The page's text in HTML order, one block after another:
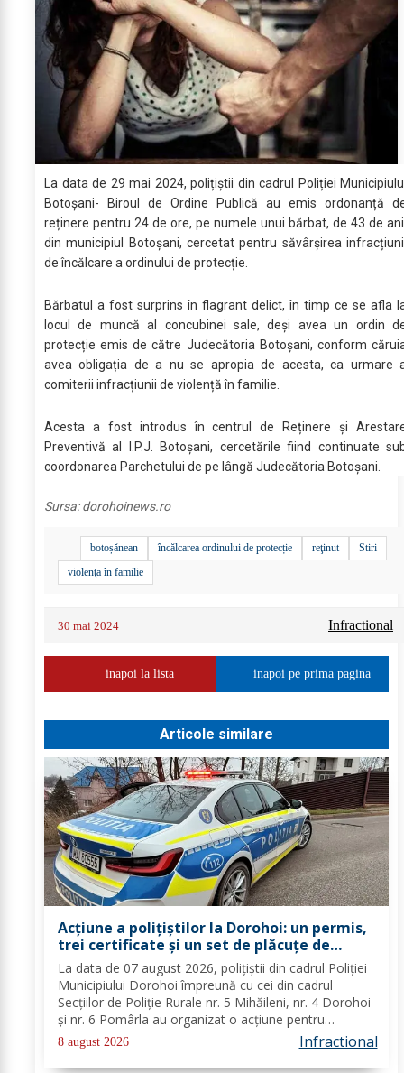
La data de 29 mai 2024, polițiștii din cadrul Poliției
Botoșani- Biroul de Ordine Publică au emis ordonanță
reținere pentru 24 de ore, pe numele unui bărbat, de 43 de
din municipiul Botoșani, cercetat pentru săvârșirea
de încălcare a ordinului de protecție.
Bărbatul a fost surprins în flagrant delict, în timp ce se afla
locul de muncă al concubinei sale, deși avea un ordin
protecție emis de către Judecătoria Botoșani, conform
avea obligația de a nu se apropia de acesta, ca urmare
comiterii infracțiunii de violență în familie.
Acesta a fost introdus în centrul de Reținere și
Preventivă al I.P.J. Botoșani, cercetările fiind continuate
coordonarea Parchetului de pe lângă Judecătoria Botoșani.
Sursa:dorohoinews.ro
botoșănean încălcarea ordinului de protecție reţinut
Stiri
violenţa în familie
30 mai 2024 Infractional
inapoi la lista inapoi pe prima pagina
Articole similare
Acțiune a polițiștilor la Dorohoi: un permis,
trei certificate și un set de plăcuțe de
înmatriculare reținute
La data de 07 august 2026, polițiștii din cadrul Poliției
Municipiului Dorohoi împreună cu cei din cadrul
Secțiilor de Poliție Rurale nr. 5 Mihăileni, nr. 4 Dorohoi
și nr. 6 Pomârla au organizat o acțiune pentru
prevenirea și combaterea faptelor de natură penală și
contravențională, verificarea...
8 august 2026 Infractional